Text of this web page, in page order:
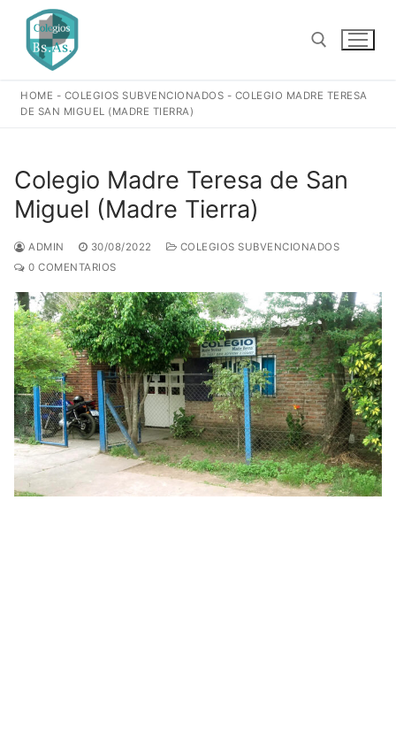
contenido
Buscar:
HOME - COLEGIOS SUBVENCIONADOS - COLEGIO MADRE TERESA
DE SAN MIGUEL (MADRE TIERRA)
Colegio Madre Teresa de San
Miguel (Madre Tierra)
ADMIN 30/08/2022
COLEGIOS SUBVENCIONADOS
0 COMENTARIOS